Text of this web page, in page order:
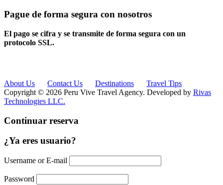
Pague de forma segura con nosotros
El pago se cifra y se transmite de forma segura con un
protocolo SSL.
About Us Contact Us Destinations
Travel Tips
Copyright © 2026 Peru Vive Travel Agency. Developed by Rivas
Technologies LLC.
Continuar reserva
¿Ya eres usuario?
Username or E-mail
Password